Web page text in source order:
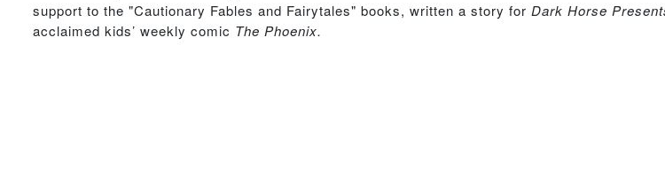
support to the "Cautionary Fables and Fairytales" books, written a story for Dark Horse
acclaimed kids’ weekly comic The Phoenix.